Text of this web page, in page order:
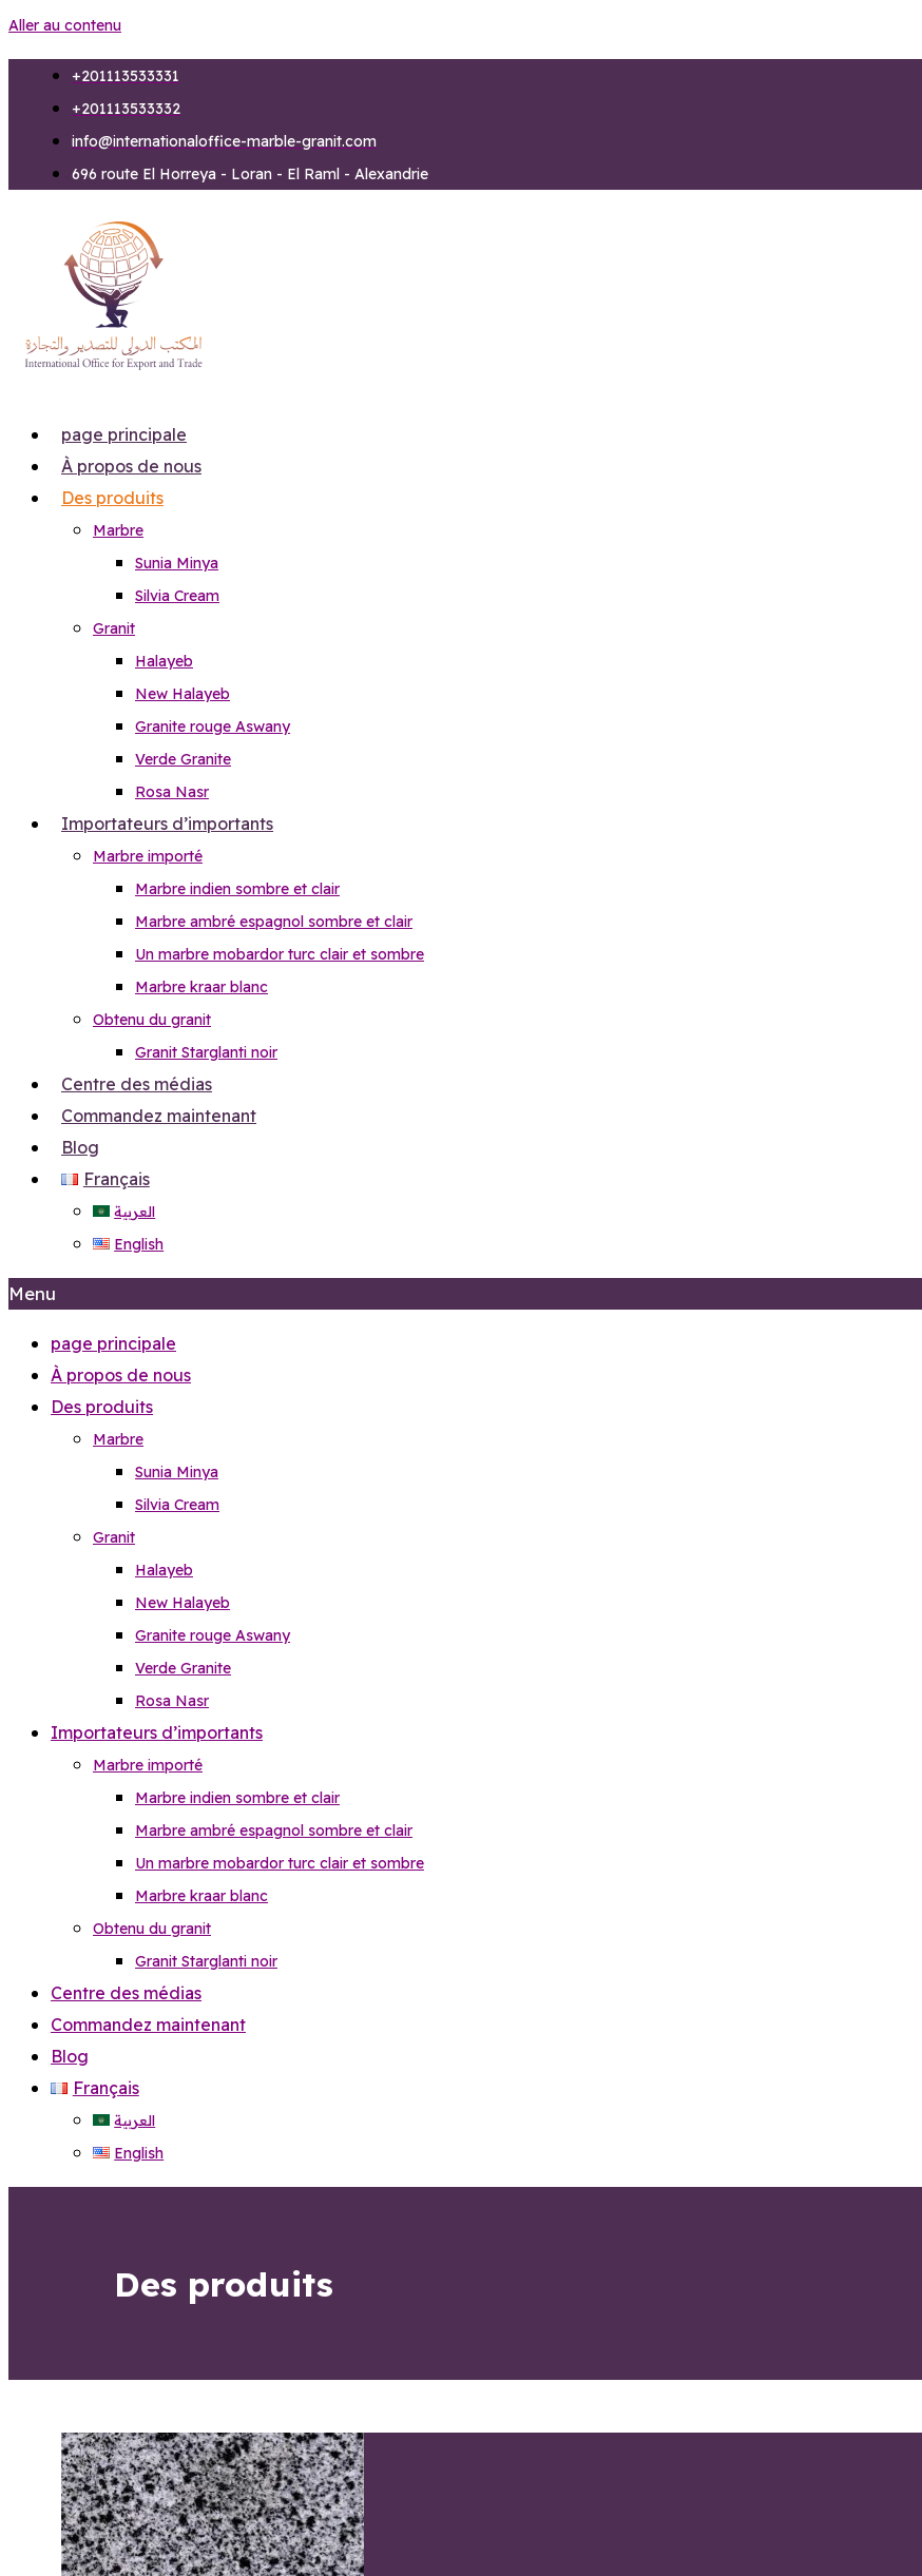
Aller au contenu
+201113533331
+201113533332
info@internationaloffice-marble-granit.com
696 route El Horreya - Loran - El Raml - Alexandrie
page principale
À propos de nous
Des produits
Marbre
Sunia Minya
Silvia Cream
Granit
Halayeb
New Halayeb
Granite rouge Aswany
Verde Granite
Rosa Nasr
Importateurs d’importants
Marbre importé
Marbre indien sombre et clair
Marbre ambré espagnol sombre et clair
Un marbre mobardor turc clair et sombre
Marbre kraar blanc
Obtenu du granit
Granit Starglanti noir
Centre des médias
Commandez maintenant
Blog
Français
العربية
English
Menu
page principale
À propos de nous
Des produits
Marbre
Sunia Minya
Silvia Cream
Granit
Halayeb
New Halayeb
Granite rouge Aswany
Verde Granite
Rosa Nasr
Importateurs d’importants
Marbre importé
Marbre indien sombre et clair
Marbre ambré espagnol sombre et clair
Un marbre mobardor turc clair et sombre
Marbre kraar blanc
Obtenu du granit
Granit Starglanti noir
Centre des médias
Commandez maintenant
Blog
Français
العربية
English
Des produits